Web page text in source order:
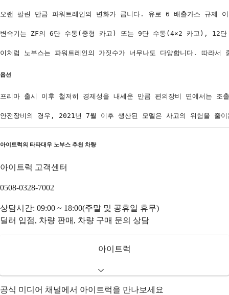
오랜 팔린 만큼 파워트레인의 변화가 큽니다. 유로 6 배출가스 규제
변속기는 ZF의 6단 수동(중형 카고) 또는 9단 수동(4×2 카고), 12단
이처럼 노부스는 파워트레인의 가짓수가 너무나도 다양합니다. 따라
옵션
프리마 출시 이후 철저히 경제성을 내세운 만큼 편의장비 면에서는
안전장비의 경우, 2021년 7월 이후 생산된 모델은 사고의 위험을 줄
아이트럭의 타타대우 노부스 추천 차량
아이트럭 고객센터
0508-0328-7002
상담시간: 09:00 ~ 18:00(주말 및 공휴일 휴무)
딜러 입점, 차량 판매, 차량 구매 문의 상담
아이트럭
공식 미디어 채널에서 아이트럭을 만나보세요